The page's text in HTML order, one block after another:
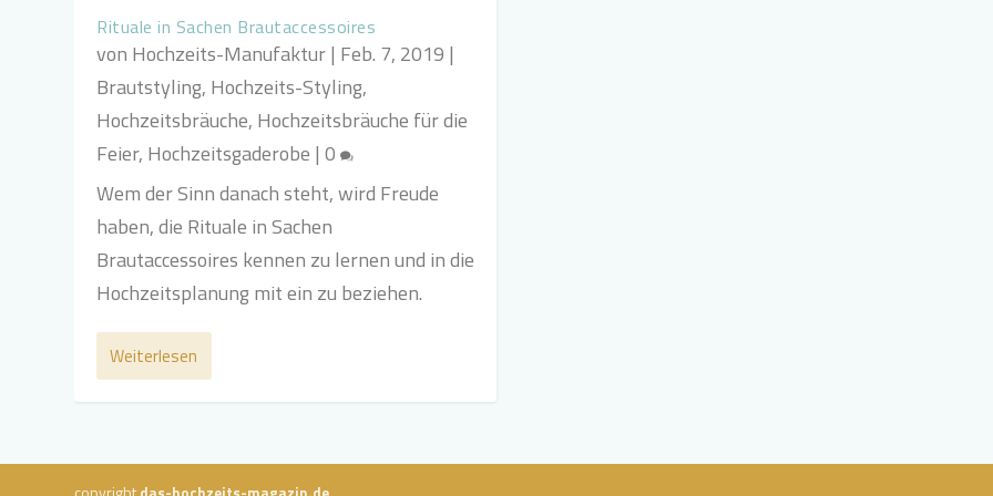
Rituale in Sachen Brautaccessoires
von Hochzeits-Manufaktur| Feb. 7, 2019 |
Brautstyling, Hochzeits-Styling,
Hochzeitsbräuche, Hochzeitsbräuche für die
Feier, Hochzeitsgaderobe |0
Wem der Sinn danach steht, wird Freude
haben, die Rituale in Sachen
Brautaccessoires kennen zu lernen und in die
Hochzeitsplanung mit ein zu beziehen.
Weiterlesen